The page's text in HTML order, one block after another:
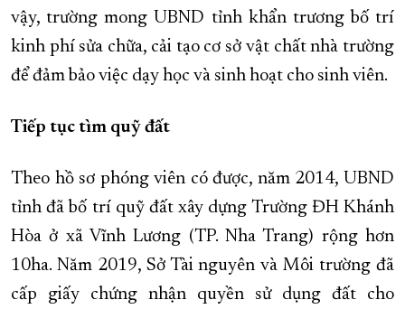
vậy, trường mong UBND tỉnh khẩn trương bố trí
kinh phí sửa chữa, cải tạo cơ sở vật chất nhà trường
để đảm bảo việc dạy học và sinh hoạt cho sinh viên.
Tiếp tục tìm quỹ đất
Theo hồ sơ phóng viên có được, năm 2014, UBND
tỉnh đã bố trí quỹ đất xây dựng Trường ĐH Khánh
Hòa ở xã Vĩnh Lương (TP. Nha Trang) rộng hơn
10ha. Năm 2019, Sở Tài nguyên và Môi trường đã
cấp giấy chứng nhận quyền sử dụng đất cho